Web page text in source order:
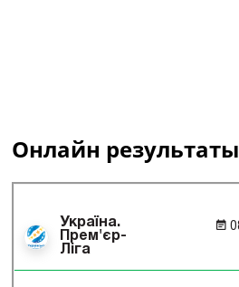
Онлайн результаты